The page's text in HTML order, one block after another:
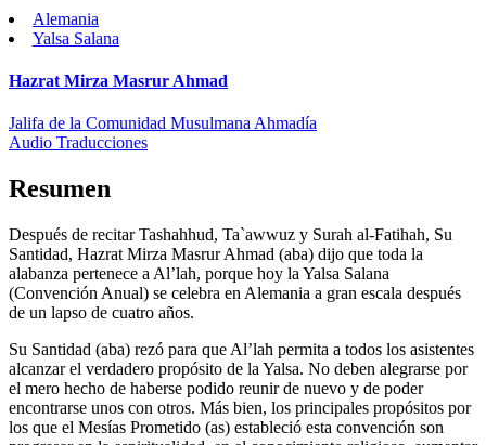
Alemania
Yalsa Salana
Hazrat Mirza Masrur Ahmad
Jalifa de la Comunidad Musulmana Ahmadía
Audio Traducciones
Resumen
Después de recitar Tashahhud, Ta`awwuz y Surah al-Fatihah, Su
Santidad, Hazrat Mirza Masrur Ahmad (aba) dijo que toda la
alabanza pertenece a Al’lah, porque hoy la Yalsa Salana
(Convención Anual) se celebra en Alemania a gran escala después
de un lapso de cuatro años.
Su Santidad (aba) rezó para que Al’lah permita a todos los asistentes
alcanzar el verdadero propósito de la Yalsa. No deben alegrarse por
el mero hecho de haberse podido reunir de nuevo y de poder
encontrarse unos con otros. Más bien, los principales propósitos por
los que el Mesías Prometido (as) estableció esta convención son